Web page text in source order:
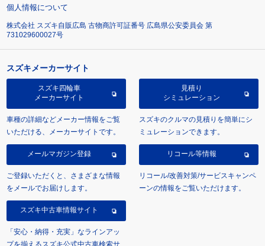
個人情報について
株式会社 スズキ自販広島 古物商許可証番号 広島県公安委員会 第
731029600027号
スズキメーカーサイト
スズキ四輪車
メーカーサイト
車種の詳細などメーカー情報をご覧
いただける、メーカーサイトです。
見積り
シミュレーション
スズキのクルマの見積りを簡単にシ
ミュレーションできます。
メールマガジン登録
ご登録いただくと、さまざまな情報
をメールでお届けします。
リコール等情報
リコール/改善対策/サービスキャンペ
ーンの情報をご覧いただけます。
スズキ中古車情報サイト
「安心・納得・充実」なラインアッ